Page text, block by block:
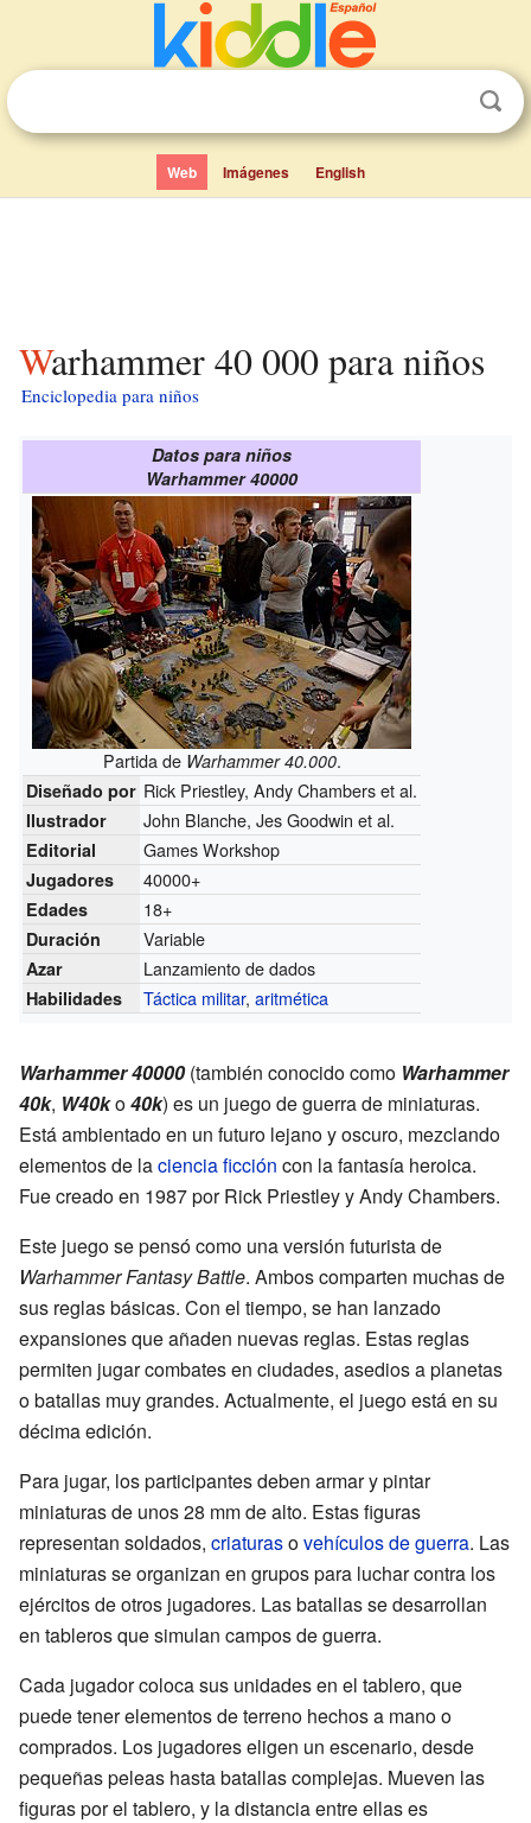
Web Imágenes English
Warhammer 40 000 para niños
Enciclopedia para niños
Datos para niños
Warhammer 40000
Partida de Warhammer 40.000.
Diseñado por Rick Priestley, Andy Chambers et al.
Ilustrador John Blanche, Jes Goodwin et al.
Editorial Games Workshop
Jugadores 40000+
Edades 18+
Duración Variable
Azar Lanzamiento de dados
Habilidades Táctica militar,aritmética
Warhammer 40000(también conocido como Warhammer
40k, W40ko40k) es un juego de guerra de miniaturas.
Está ambientado en un futuro lejano y oscuro, mezclando
elementos de laciencia ficción con la fantasía heroica.
Fue creado en 1987 por Rick Priestley y Andy Chambers.
Este juego se pensó como una versión futurista de
Warhammer Fantasy Battle. Ambos comparten muchas de
sus reglas básicas. Con el tiempo, se han lanzado
expansiones que añaden nuevas reglas. Estas reglas
permiten jugar combates en ciudades, asedios a planetas
o batallas muy grandes. Actualmente, el juego está en su
décima edición.
Para jugar, los participantes deben armar y pintar
miniaturas de unos 28 mm de alto. Estas figuras
representan soldados, criaturasovehículos de guerra. Las
miniaturas se organizan en grupos para luchar contra los
ejércitos de otros jugadores. Las batallas se desarrollan
en tableros que simulan campos de guerra.
Cada jugador coloca sus unidades en el tablero, que
puede tener elementos de terreno hechos a mano o
comprados. Los jugadores eligen un escenario, desde
pequeñas peleas hasta batallas complejas. Mueven las
figuras por el tablero, y la distancia entre ellas es